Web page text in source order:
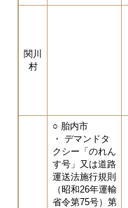
関川
村
○ 胎内市
・ デマンドタ
クシー「のれん
す号」又は道路
運送法施行規則
（昭和26年運輸
省令第75号）第